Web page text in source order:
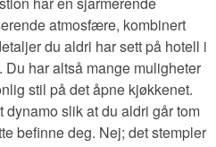
atmosfære, kombinert
du aldri har sett på hotell i
har altså mange muligheter
stil på det åpne kjøkkenet.
slik at du aldri går tom
befinne deg. Nej; det stempler